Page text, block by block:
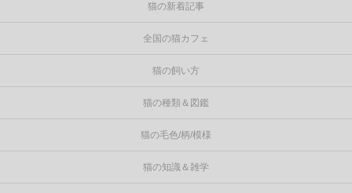
猫の新着記事
全国の猫カフェ
猫の飼い方
猫の種類＆図鑑
猫の毛色/柄/模様
猫の知識＆雑学